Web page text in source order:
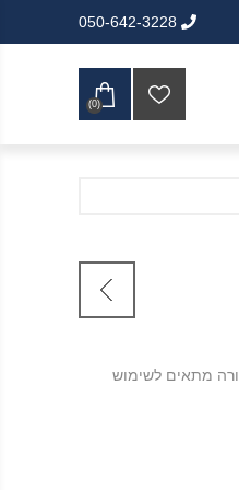
050-642-3228
(0)
מתאים לשימוש